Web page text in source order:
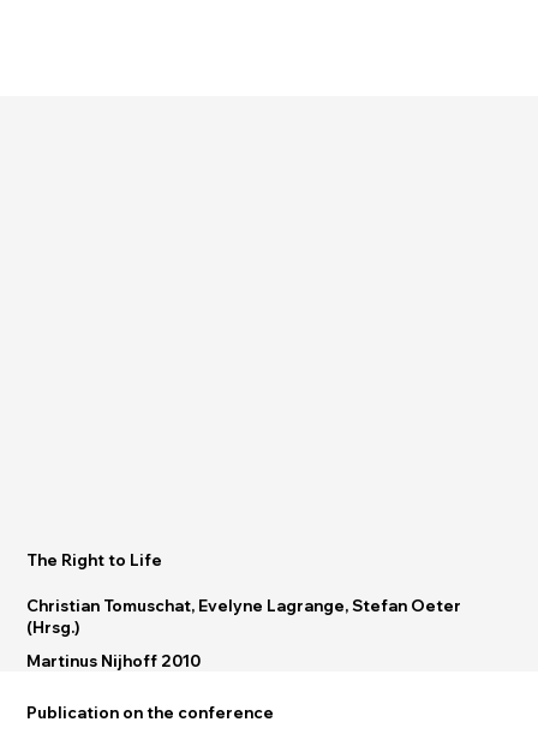
Publication on the conference
The Right to Life
Christian Tomuschat, Evelyne Lagrange, Stefan Oeter
(Hrsg.)
Martinus Nijhoff 2010